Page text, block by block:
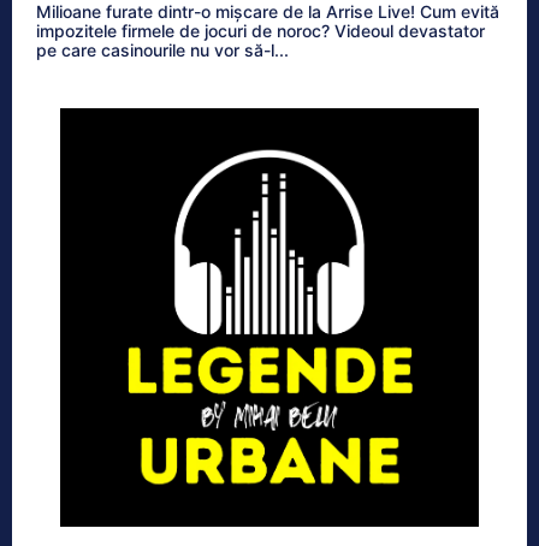
Milioane furate dintr-o mișcare de la Arrise Live! Cum evită
impozitele firmele de jocuri de noroc? Videoul devastator
pe care casinourile nu vor să-l...